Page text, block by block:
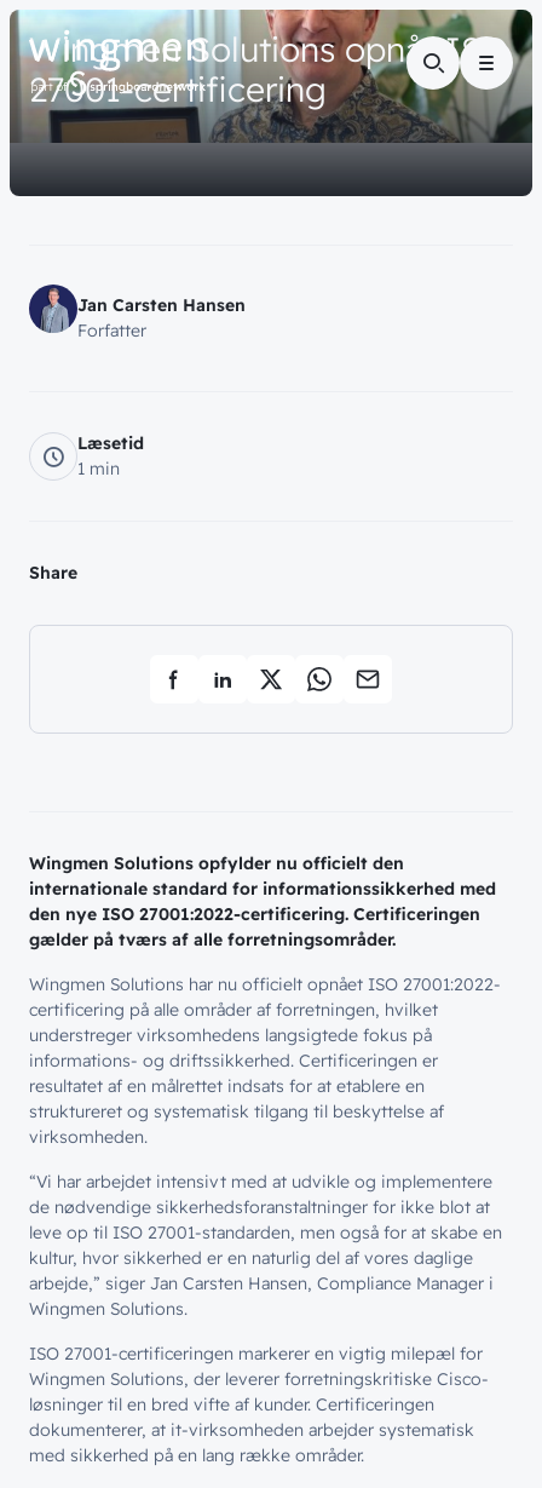
Menu
Wingmen Solutions opnår ISO
27001-certificering
Jan Carsten Hansen
Forfatter
Læsetid
1 min
Share
Wingmen Solutions opfylder nu officielt den
internationale standard for informationssikkerhed med
den nye ISO 27001:2022-certificering. Certificeringen
gælder på tværs af alle forretningsområder.
Wingmen Solutions har nu officielt opnået ISO 27001:2022-
certificering på alle områder af forretningen, hvilket
understreger virksomhedens langsigtede fokus på
informations- og driftssikkerhed. Certificeringen er
resultatet af en målrettet indsats for at etablere en
struktureret og systematisk tilgang til beskyttelse af
virksomheden.
“Vi har arbejdet intensivt med at udvikle og implementere
de nødvendige sikkerhedsforanstaltninger for ikke blot at
leve op til ISO 27001-standarden, men også for at skabe en
kultur, hvor sikkerhed er en naturlig del af vores daglige
arbejde,” siger Jan Carsten Hansen, Compliance Manager i
Wingmen Solutions.
ISO 27001-certificeringen markerer en vigtig milepæl for
Wingmen Solutions, der leverer forretningskritiske Cisco-
løsninger til en bred vifte af kunder. Certificeringen
dokumenterer, at it-virksomheden arbejder systematisk
med sikkerhed på en lang række områder.